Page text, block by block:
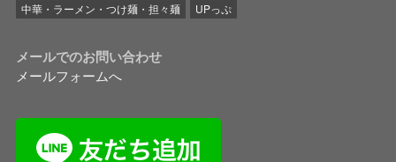
中華・ラーメン・つけ麺・担々麺
UPっぷ
メールでのお問い合わせ
メールフォームへ